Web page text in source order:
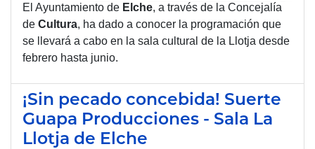
El Ayuntamiento de Elche, a través de la Concejalía
de Cultura, ha dado a conocer la programación que
se llevará a cabo en la sala cultural de la Llotja desde
febrero hasta junio.
¡Sin pecado concebida! Suerte
Guapa Producciones - Sala La
Llotja de Elche